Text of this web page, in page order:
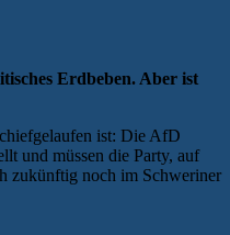
Erdbeben. Aber ist
ist: Die AfD
und müssen die Party, auf
zukünftig noch im Schweriner